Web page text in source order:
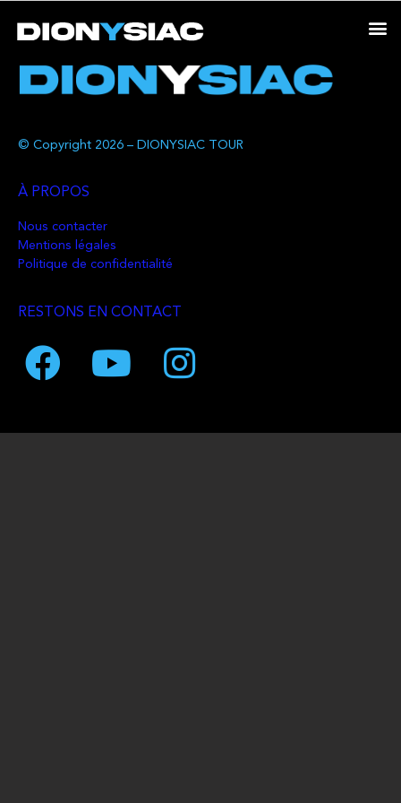
© Copyright 2026 – DIONYSIAC TOUR
À PROPOS
Nous contacter
Mentions légales
Politique de confidentialité
RESTONS EN CONTACT